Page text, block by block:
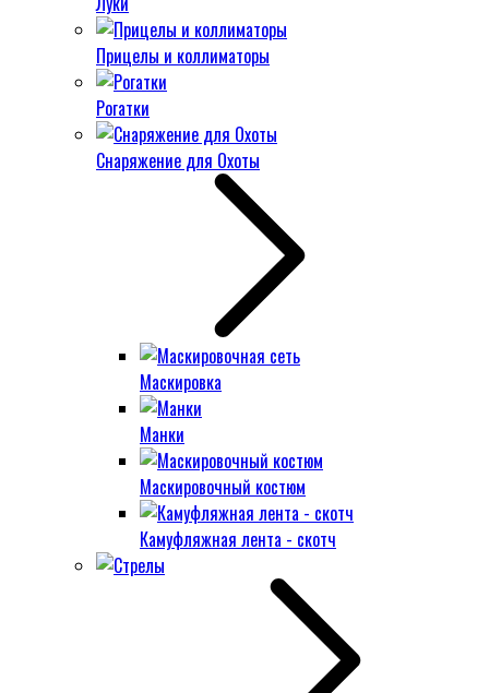
Прицелы и коллиматоры
Рогатки
Снаряжение для Охоты
Маскировка
Манки
Маскировочный костюм
Камуфляжная лента - скотч